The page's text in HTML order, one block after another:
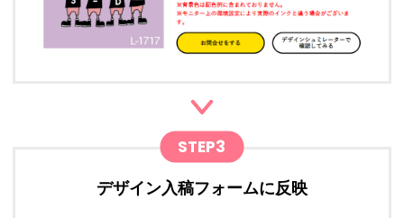
STEP3
デザイン入稿フォームに反映